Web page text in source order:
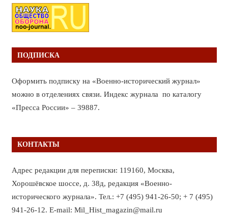
ПОДПИСКА
Оформить подписку на «Военно-исторический журнал»
можно в отделениях связи. Индекс журнала по каталогу
«Пресса России» – 39887.
КОНТАКТЫ
Адрес редакции для переписки: 119160, Москва,
Хорошёвское шоссе, д. 38д, редакция «Военно-
исторического журнала». Тел.: +7 (495) 941-26-50; + 7 (495)
941-26-12. E-mail: Mil_Hist_magazin@mail.ru